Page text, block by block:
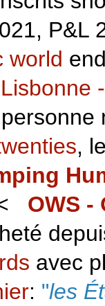
P&L
world
,
OWS -
avec
: "les